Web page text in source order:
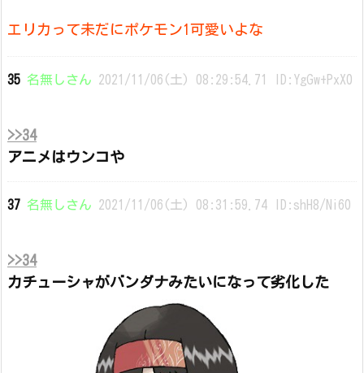
エリカって未だにポケモン1可愛いよな
35 名無しさん 2021/11/06(土) 08:29:54.71 ID:YgGw+PxX0
>>34
アニメはウンコや
37 名無しさん 2021/11/06(土) 08:31:59.74 ID:shH8/Ni60
>>34
カチューシャがバンダナみたいになって劣化した